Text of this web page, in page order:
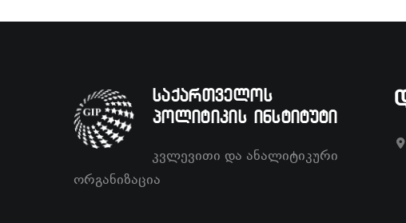
საქართველოს
პოლიტიკის ინსტიტუტი
კვლევითი და ანალიტიკური
ორგანიზაცია